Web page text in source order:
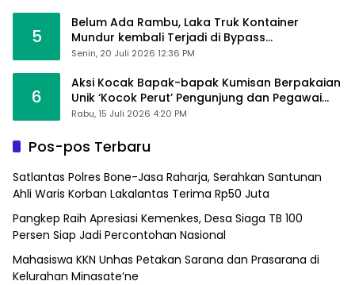
5
Belum Ada Rambu, Laka Truk Kontainer
Mundur kembali Terjadi di Bypass
Sumpallabbu
Senin, 20 Juli 2026 12:36 PM
6
Aksi Kocak Bapak-bapak Kumisan Berpakaian
Unik ‘Kocok Perut’ Pengunjung dan Pegawai
Alfamart, Ngaku Aktifkan Layar Sentuh Atm
Rabu, 15 Juli 2026 4:20 PM
Pos-pos Terbaru
Satlantas Polres Bone-Jasa Raharja, Serahkan Santunan
Ahli Waris Korban Lakalantas Terima Rp50 Juta
Pangkep Raih Apresiasi Kemenkes, Desa Siaga TB 100
Persen Siap Jadi Percontohan Nasional
Mahasiswa KKN Unhas Petakan Sarana dan Prasarana di
Kelurahan Minasate’ne